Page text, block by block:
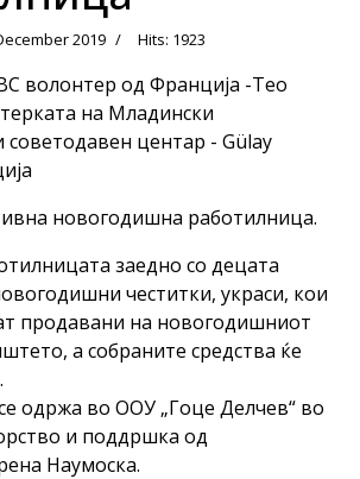
2019 Hits: 1923
волонтер од Франција -Тео
на Младински
центар - Gülay
новогодишна работилница.
заедно со децата
честитки, украси, кои
продавани на новогодишниот
а собраните средства ќе
одржа во ООУ „Гоце Делчев“ во
и поддршка од
Наумоска.